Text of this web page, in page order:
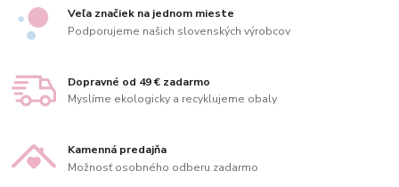
Veľa značiek na jednom mieste
Podporujeme našich slovenských výrobcov
Dopravné od 49 € zadarmo
Myslíme ekologicky a recyklujeme obaly
Kamenná predajňa
Možnosť osobného odberu zadarmo